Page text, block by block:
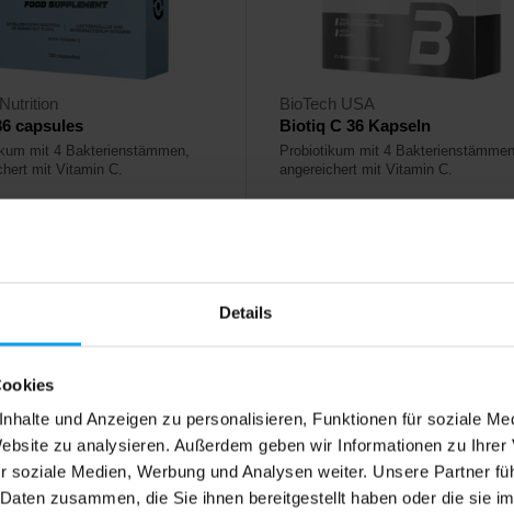
Details
und Anzeigen zu personalisieren, Funktionen für soziale
zu analysieren. Außerdem geben wir Informationen zu Ihrer
soziale Medien, Werbung und Analysen weiter. Unsere Partner
zusammen, die Sie ihnen bereitgestellt haben oder die sie
capsules
mit 4 Bakterienstämmen,
mit Vitamin C.
BioTech USA
Biotiq C 36 Kapseln
Probiotikum mit 4
angereichert mit Vitamin C.